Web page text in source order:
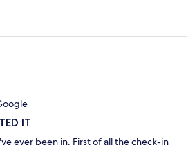
IT
ever been in. First of all the check-in